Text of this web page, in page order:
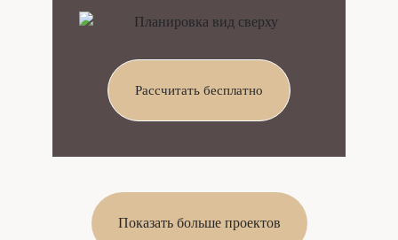
Рассчитать бесплатно
Показать больше проектов